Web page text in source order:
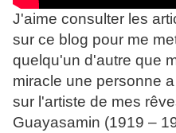
J'aime consulter les
sur ce blog pour me
quelqu'un d'autre que
miracle une personne
sur l'artiste de mes
Guayasamin (1919 –